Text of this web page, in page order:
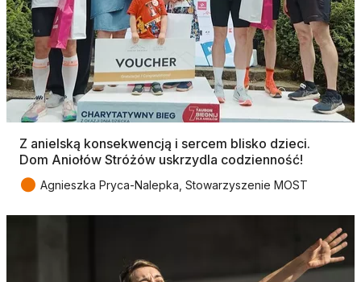
Z anielską konsekwencją i sercem blisko dzieci.
Dom Aniołów Stróżów uskrzydla codzienność!
● Agnieszka Pryca-Nalepka, Stowarzyszenie MOST